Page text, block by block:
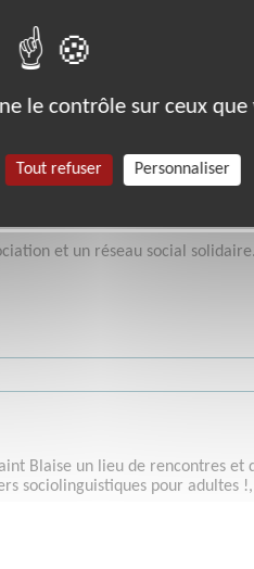
et un réseau social
Blaise un lieu de rencontres
sociolinguistiques pour adultes !,
le contrôle sur ceux
Tout refuser Personnaliser